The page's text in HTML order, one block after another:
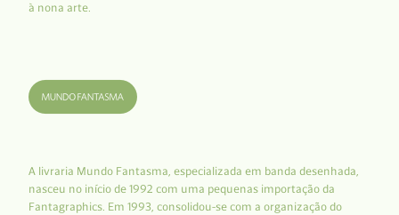
à nona arte.
A livraria Mundo Fantasma, especializada em banda desenhada,
nasceu no início de 1992 com uma pequenas importação da
Fantagraphics. Em 1993, consolidou-se com a organização do